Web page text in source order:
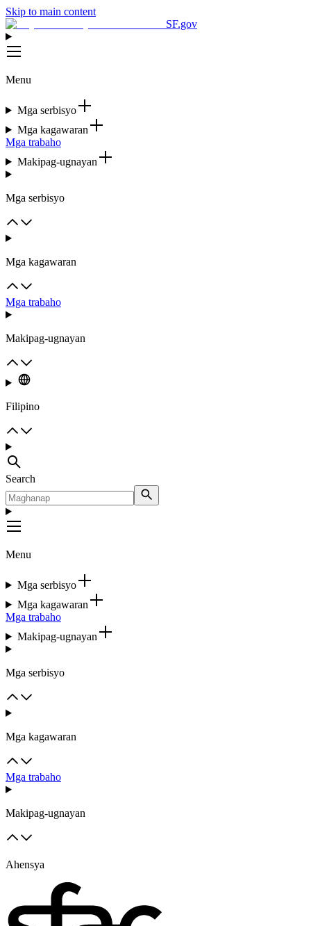
Skip to main content
SF.gov
Menu
Mga serbisyo
Mga kagawaran
Mga trabaho
Makipag-ugnayan
Mga serbisyo
Mga kagawaran
Mga trabaho
Makipag-ugnayan
Filipino
Search
Menu
Mga serbisyo
Mga kagawaran
Mga trabaho
Makipag-ugnayan
Mga serbisyo
Mga kagawaran
Mga trabaho
Makipag-ugnayan
Ahensya